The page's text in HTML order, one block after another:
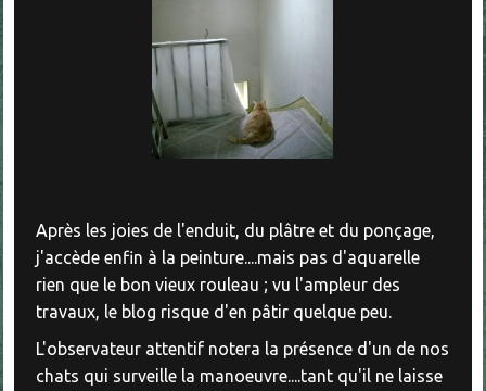
Après les joies de l'enduit, du plâtre et du ponçage,
j'accède enfin à la peinture....mais pas d'aquarelle
rien que le bon vieux rouleau ; vu l'ampleur des
travaux, le blog risque d'en pâtir quelque peu.
L'observateur attentif notera la présence d'un de nos
chats qui surveille la manoeuvre....tant qu'il ne laisse